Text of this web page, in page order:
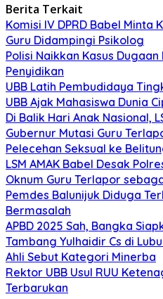
Berita Terkait
Komisi IV DPRD Babel Minta
Guru Didampingi Psikolog
Polisi Naikkan Kasus
Penyidikan
UBB Latih Pembudidaya
UBB Ajak Mahasiswa Dunia
Di Balik Hari Anak Nasional,
Gubernur Mutasi Guru
Pelecehan Seksual ke
LSM AMAK Babel Desak
Oknum Guru Terlapor
Pemdes Balunijuk Diduga
Bermasalah
APBD 2025 Sah, Bangka
Tambang Yulhaidir Cs di
Ahli Sebut Kategori Minerba
Rektor UBB Usul RUU
Terbarukan